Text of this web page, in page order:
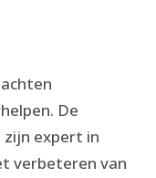
De
expert in
verbeteren van